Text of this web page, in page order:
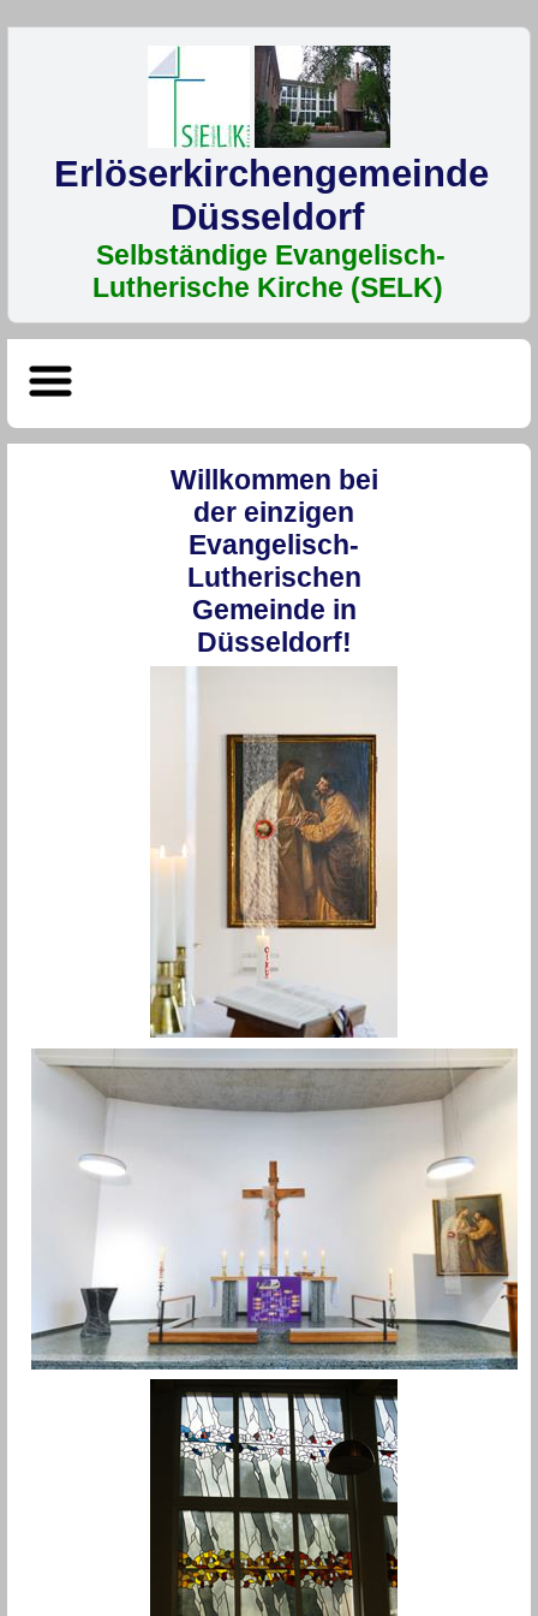
Erlöser­kirchen­gemeinde
Düssel­dorf
Selbständige Evangelisch-
Lutherische Kirche (SELK)
Willkommen bei
der einzigen
Evangelisch-
Lutherischen
Gemeinde in
Düsseldorf!